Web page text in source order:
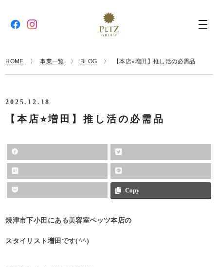
HOME 事業一覧 BLOG 【本店⭐︎増田】推し活の必需品
2025.12.18
【本店⭐︎増田】推し活の必需品
Copy
焼津市下小田にある美容室ペッツ本店の
スタイリスト増田です(^^)